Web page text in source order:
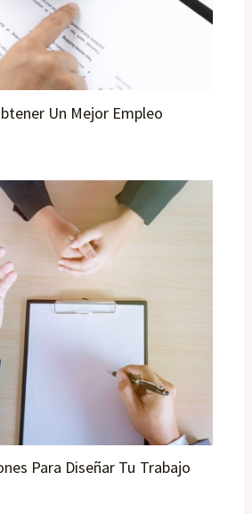
Un Mejor Empleo
Para Diseñar Tu Trabajo